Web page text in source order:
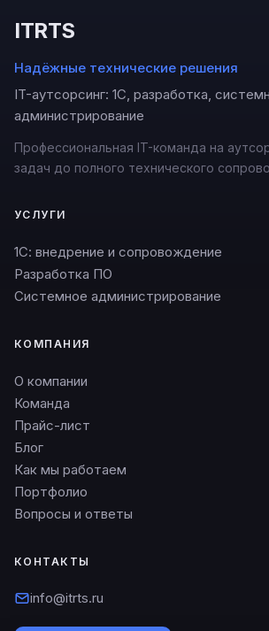
ITRTS
Надёжные технические решения
IT-аутсорсинг: 1С, разработка,
администрирование
Профессиональная IT-команда на
задач до полного технического
УСЛУГИ
1С: внедрение и сопровождение
Разработка ПО
Системное администрирование
КОМПАНИЯ
О компании
Команда
Прайс-лист
Блог
Как мы работаем
Портфолио
Вопросы и ответы
КОНТАКТЫ
info@itrts.ru